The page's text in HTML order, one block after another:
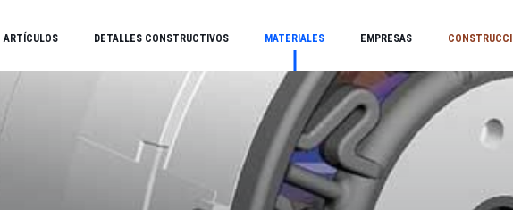
ARTÍCULOS DETALLES CONSTRUCTIVOS MATERIALES EMPRESAS